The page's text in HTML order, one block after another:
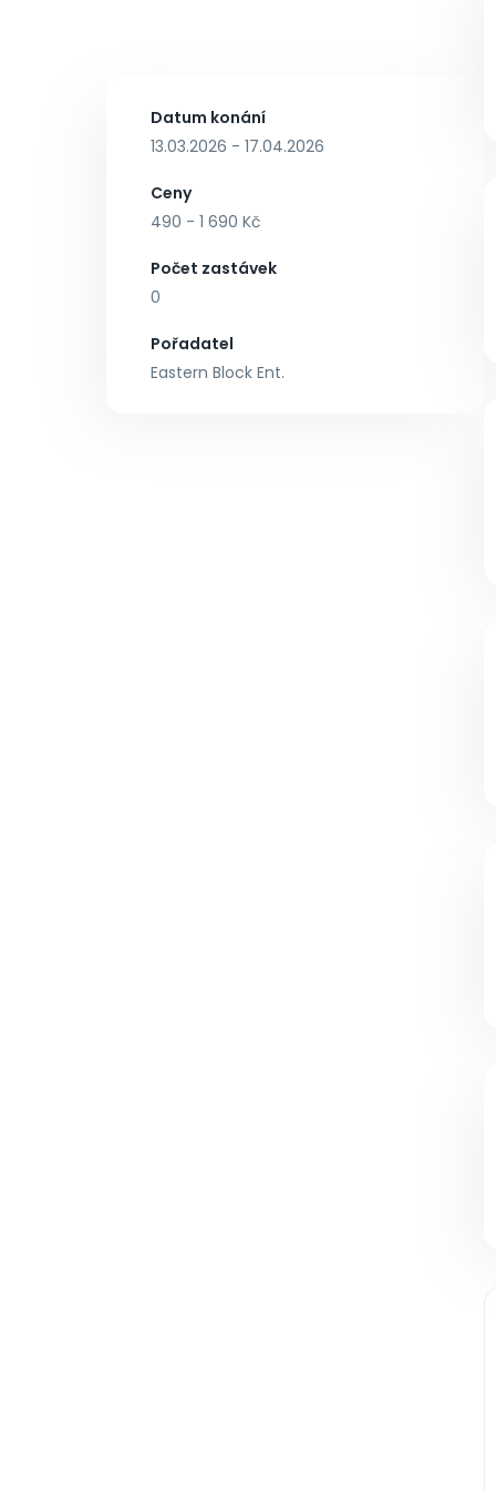
Datum konání
13.03.2026 - 17.04.2026
Ceny
490 - 1 690 Kč
Počet zastávek
0
Pořadatel
Eastern Block Ent.